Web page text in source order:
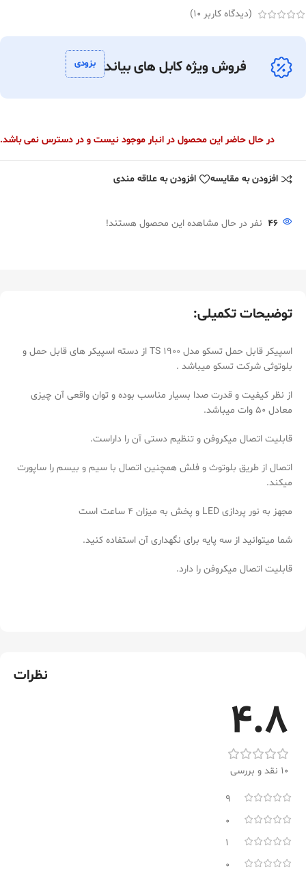
(دیدگاه کاربر 10
)
فروش ویژه کابل های بیاند بزودی
در حال حاضر این محصول در انبار موجود نیست و در دسترس نمی باشد.
افزودن به مقایسه افزودن به علاقه مندی
46 نفر در حال مشاهده این محصول هستند!
توضیحات تکمیلی:
اسپیکر قابل حمل تسکو مدل TS 1900 از دسته اسپیکر های قابل حمل و
بلوتوثی شرکت تسکو میباشد .
از نظر کیفیت و قدرت صدا بسیار مناسب بوده و توان واقعی آن چیزی
معادل 50 وات میباشد.
قابلیت اتصال میکروفن و تنظیم دستی آن را داراست.
اتصال از طریق بلوتوث و فلش همچنین اتصال با سیم و بیسم را ساپورت
میکند.
مجهز به نور پردازی LED و پخش به میزان 4 ساعت است
شما میتوانید از سه پایه برای نگهداری آن استفاده کنید.
قابلیت اتصال میکروفن را دارد.
نظرات
4.8
10 نقد و بررسی
9
0
1
0